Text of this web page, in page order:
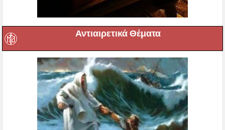
Αντιαιρετικά Θέματα